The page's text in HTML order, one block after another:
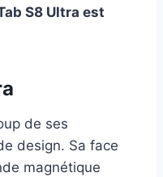
S8 Ultra est
de ses
design. Sa face
magnétique